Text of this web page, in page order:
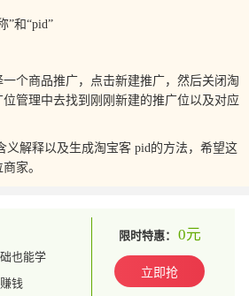
”和“pid”
个商品推广，点击新建推广，然后关闭淘
管理中去找到刚刚新建的推广位以及对应
义解释以及生成淘宝客 pid的方法，希望这
家。
也能学
钱
限时特惠： 0元
立即抢